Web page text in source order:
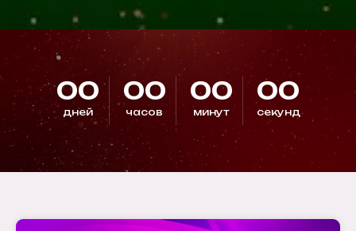
00
дней
00
часов
00
минут
00
секунд